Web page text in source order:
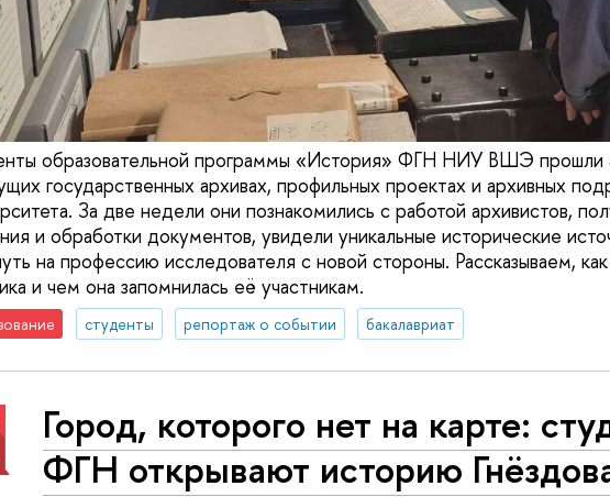
образовательной программы «История» ФГН НИУ ВШЭ прошли
государственных архивах, профильных проектах и архивных
За две недели они познакомились с работой архивистов,
и обработки документов, увидели уникальные исторические
на профессию исследователя с новой стороны. Рассказываем,
и чем она запомнилась её участникам.
студенты репортаж о событии бакалавриат
Город, которого нет на карте:
ФГН открывают историю